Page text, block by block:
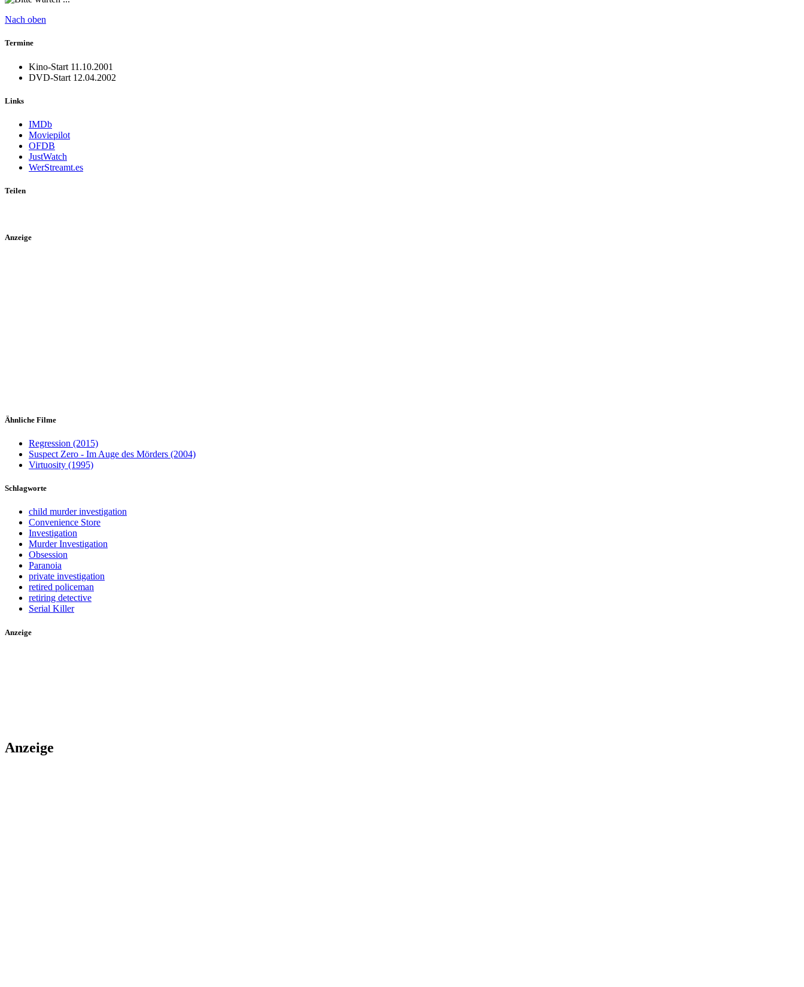
Nach oben
Termine
Kino-Start 11.10.2001
DVD-Start 12.04.2002
Links
IMDb
Moviepilot
OFDB
JustWatch
WerStreamt.es
Teilen
Anzeige
Ähnliche Filme
Regression (2015)
Suspect Zero - Im Auge des Mörders (2004)
Virtuosity (1995)
Schlagworte
child murder investigation
Convenience Store
Investigation
Murder Investigation
Obsession
Paranoia
private investigation
retired policeman
retiring detective
Serial Killer
Anzeige
Anzeige